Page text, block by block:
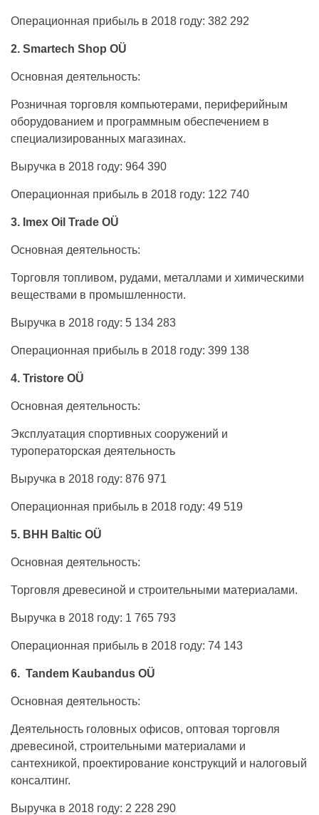
Операционная прибыль в 2018 году: 382 292
2. Smartech Shop OÜ
Основная деятельность:
Розничная торговля компьютерами, периферийным
оборудованием и программным обеспечением в
специализированных магазинах.
Выручка в 2018 году: 964 390
Операционная прибыль в 2018 году: 122 740
3. Imex Oil Trade OÜ
Основная деятельность:
Торговля топливом, рудами, металлами и химическими
веществами в промышленности.
Выручка в 2018 году: 5 134 283
Операционная прибыль в 2018 году: 399 138
4. Tristore OÜ
Основная деятельность:
Эксплуатация спортивных сооружений и
туроператорская деятельность
Выручка в 2018 году: 876 971
Операционная прибыль в 2018 году: 49 519
5. BHH Baltic OÜ
Основная деятельность:
Торговля древесиной и строительными материалами.
Выручка в 2018 году: 1 765 793
Операционная прибыль в 2018 году: 74 143
6. Tandem Kaubandus OÜ
Основная деятельность:
Деятельность головных офисов, оптовая торговля
древесиной, строительными материалами и
сантехникой, проектирование конструкций и налоговый
консалтинг.
Выручка в 2018 году: 2 228 290